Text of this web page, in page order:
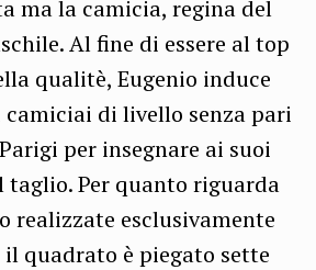
ma la camicia, regina del
Al fine di essere al top
qualitè, Eugenio induce
di livello senza pari
per insegnare ai suoi
taglio. Per quanto riguarda
realizzate esclusivamente
quadrato è piegato sette